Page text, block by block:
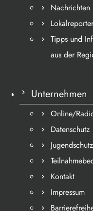
Nachrichten
Lokalreporter
Tipps und
aus der
Unternehmen
Online/
Datenschutz
Jugendschutz
Kontakt
Impressum